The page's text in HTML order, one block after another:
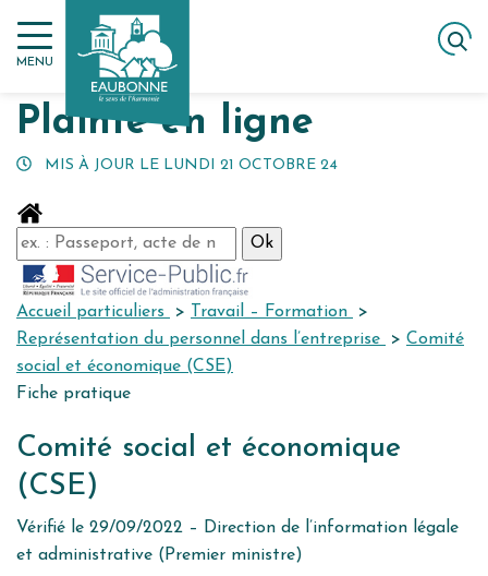
au
contenu
MENU
ACCUEIL MES DÉMARCHES PLAINTE EN LIGNE
Plainte en ligne
MIS À JOUR LE LUNDI 21 OCTOBRE 24
Accueil particuliers > Travail – Formation
>
Représentation du personnel dans l’entreprise
> Comité
social et économique (CSE)
Fiche pratique
Comité social et économique
(CSE)
Vérifié le 29/09/2022 – Direction de l’information légale
et administrative (Premier ministre)